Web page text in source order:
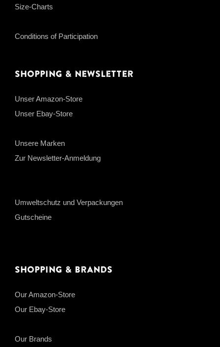
Size-Charts
Conditions of Participation
Shopping & Newsletter
Unser Amazon-Store
Unser Ebay-Store
Unsere Marken
Zur Newsletter-Anmeldung
Umweltschutz und Verpackungen
Gutscheine
Shopping & Brands
Our Amazon-Store
Our Ebay-Store
Our Brands